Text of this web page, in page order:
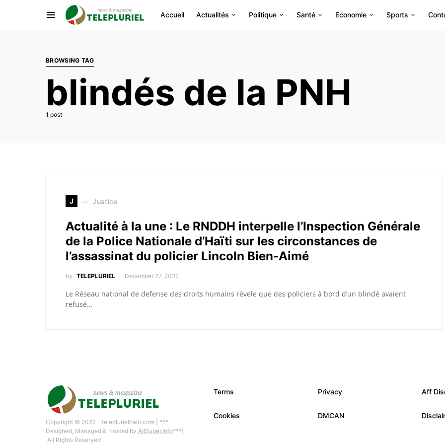
Accueil Actualités Politique Santé Economie Sports
BROWSING TAG
blindés de la PNH
1 post
J Justice
Actualité à la une : Le RNDDH interpelle l’Inspection Générale
de la Police Nationale d’Haïti sur les circonstances de
l’assassinat du policier Lincoln Bien-Aimé
by TELEPLURIEL December 27, 2022
Le Réseau national de defense des droits humains révele que des policiers à bord d’un blindé avaient
refusé…
Copyright © 2022 - teleplurielhaiti.com | ***
Designed, Managed & Hosted by AllSuper.Info***|
All Rights Reserved
Terms Privacy Aff
Cookies DMCAN